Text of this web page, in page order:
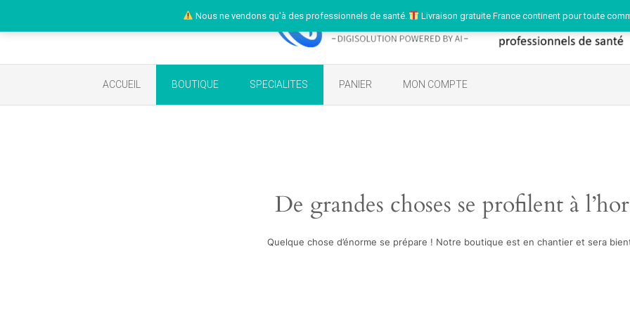
Nous ne vendons qu'à des professionnels de santé. Livraison gratuite France continent pour toute
ACCUEIL BOUTIQUE SPECIALITES PANIER MON COMPTE
De grandes choses se profilent à
Quelque chose d’énorme se prépare ! Notre boutique est en chantier et sera